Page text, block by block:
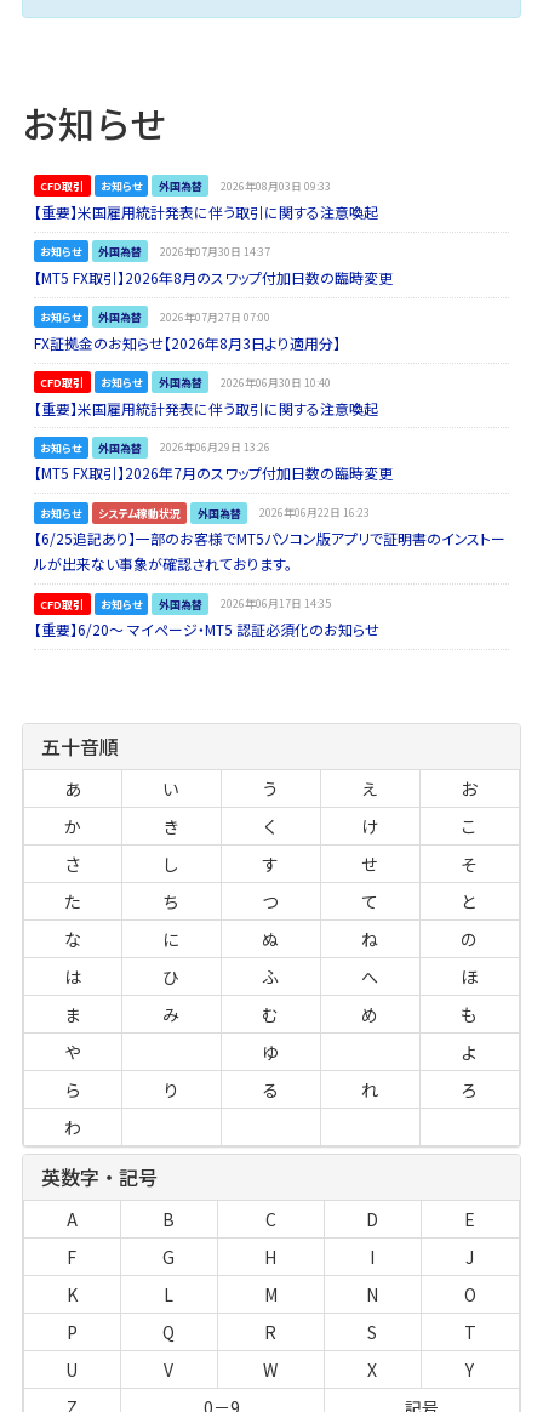
お知らせ
CFD取引 お知らせ 外国為替 2026年08月03日 09:33
【重要】米国雇用統計発表に伴う取引に関する注意喚起
お知らせ 外国為替 2026年07月30日 14:37
【MT5 FX取引】2026年8月のスワップ付加日数の臨時変更
お知らせ 外国為替 2026年07月27日 07:00
FX証拠金のお知らせ【2026年8月3日より適用分】
CFD取引 お知らせ 外国為替 2026年06月30日 10:40
【重要】米国雇用統計発表に伴う取引に関する注意喚起
お知らせ 外国為替 2026年06月29日 13:26
【MT5 FX取引】2026年7月のスワップ付加日数の臨時変更
お知らせ システム稼動状況 外国為替 2026年06月22日 16:23
【6/25追記あり】一部のお客様でMT5パソコン版アプリで証明書のインストー
ルが出来ない事象が確認されております。
CFD取引 お知らせ 外国為替 2026年06月17日 14:35
【重要】6/20～ マイページ・MT5 認証必須化のお知らせ
五十音順
あ い う え
お
か
き く け
こ
さ
し す せ
そ
た
ち つ て
と
な
に ぬ ね
の
は
ひ ふ へ
ほ
ま
み む め
も
や
ゆ
よ
ら
り る れ
ろ
わ
英数字・記号
A B C D
E
F
G H I
J
K
L M N
O
P
Q R S
T
U
V W X
Y